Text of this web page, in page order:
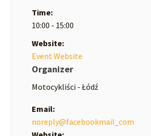
Time:
10:00 - 15:00
Website:
Event Website
Organizer
Motocykliści - Łódź
Email:
noreply@facebookmail_com